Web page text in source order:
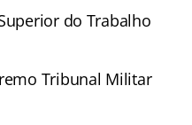
do Trabalho
Tribunal Militar